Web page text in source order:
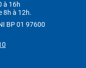
à 16h
8h à 12h.
BP 01 97600